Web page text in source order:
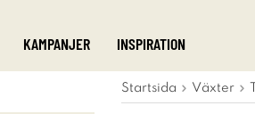
KAMPANJER INSPIRATION
Startsida Växter